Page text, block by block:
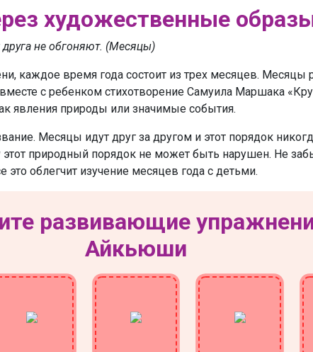
художественные
друга не обгоняют. (Месяцы)
каждое время года состоит из трех месяцев. Месяцы
с ребенком стихотворение Самуила Маршака
явления природы или значимые события.
Месяцы идут друг за другом и этот порядок
природный порядок не может быть нарушен. Не
облегчит изучение месяцев года с детьми.
развивающие
Айкьюши